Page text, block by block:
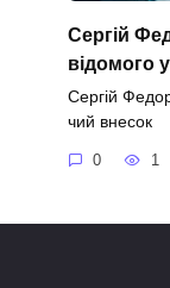
Сергій
відомого
Сергій
чий внесок
0 1